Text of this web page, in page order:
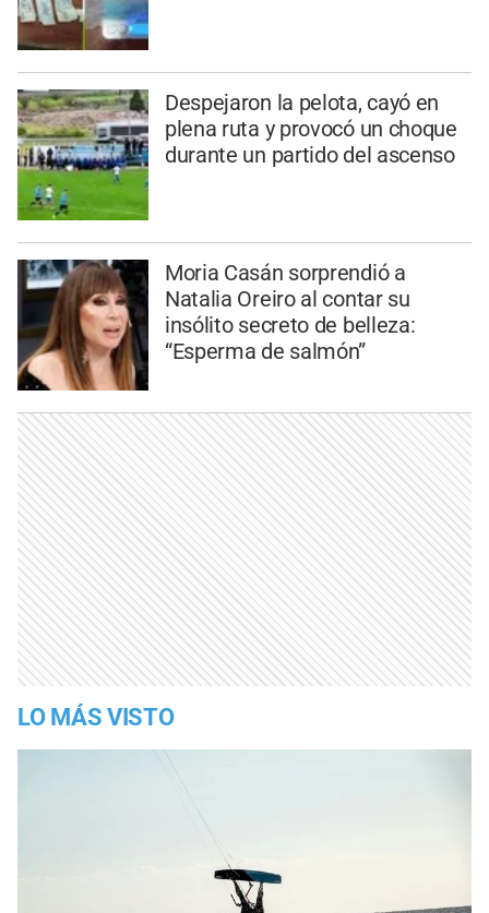
Despejaron la pelota, cayó en
plena ruta y provocó un choque
durante un partido del ascenso
Moria Casán sorprendió a
Natalia Oreiro al contar su
insólito secreto de belleza:
“Esperma de salmón”
LO MÁS VISTO